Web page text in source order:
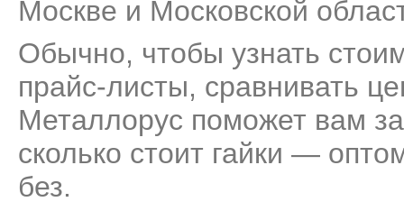
Москве и Московской
Обычно, чтобы узнать
прайс-листы, сравнивать
Металлорус поможет вам
сколько стоит гайки —
без.